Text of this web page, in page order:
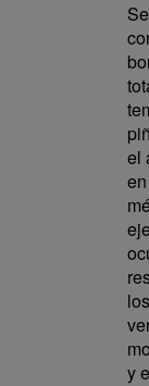
el
y